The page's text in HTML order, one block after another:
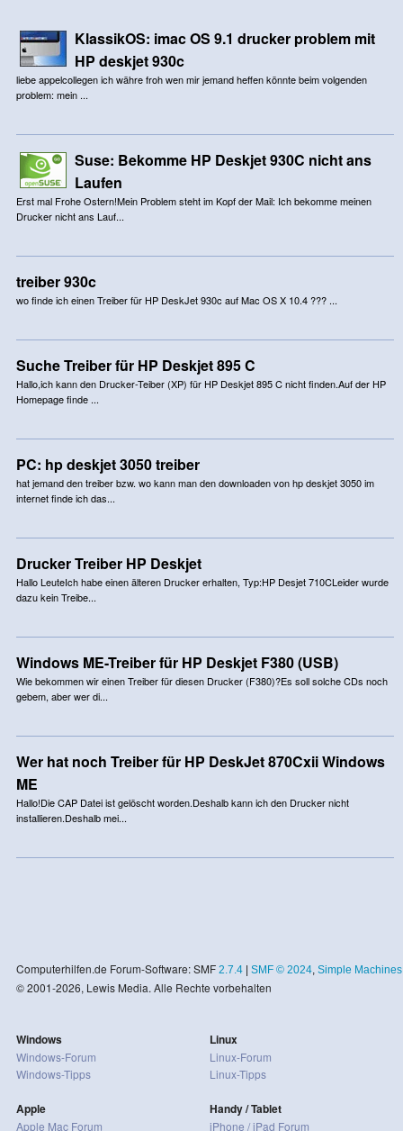
KlassikOS: imac OS 9.1 drucker problem mit
HP deskjet 930c
liebe appelcollegen ich währe froh wen mir jemand heffen könnte beim volgenden
problem: mein ...
Suse: Bekomme HP Deskjet 930C nicht ans
Laufen
Erst mal Frohe Ostern!Mein Problem steht im Kopf der Mail: Ich bekomme meinen
Drucker nicht ans Lauf...
treiber 930c
wo finde ich einen Treiber für HP DeskJet 930c auf Mac OS X 10.4 ??? ...
Suche Treiber für HP Deskjet 895 C
Hallo,ich kann den Drucker-Teiber (XP) für HP Deskjet 895 C nicht finden.Auf der HP
Homepage finde ...
PC: hp deskjet 3050 treiber
hat jemand den treiber bzw. wo kann man den downloaden von hp deskjet 3050 im
internet finde ich das...
Drucker Treiber HP Deskjet
Hallo LeuteIch habe einen älteren Drucker erhalten, Typ:HP Desjet 710CLeider wurde
dazu kein Treibe...
Windows ME-Treiber für HP Deskjet F380 (USB)
Wie bekommen wir einen Treiber für diesen Drucker (F380)?Es soll solche CDs noch
gebem, aber wer di...
Wer hat noch Treiber für HP DeskJet 870Cxii Windows
ME
Hallo!Die CAP Datei ist gelöscht worden.Deshalb kann ich den Drucker nicht
installieren.Deshalb mei...
Computerhilfen.de Forum-Software: SMF 2.7.4| SMF © 2024, Simple Machines
© 2001-2026, Lewis Media. Alle Rechte vorbehalten
Windows
Windows-Forum
Windows-Tipps
Apple
Apple Mac Forum
Linux
Linux-Forum
Linux-Tipps
Handy / Tablet
iPhone / iPad Forum